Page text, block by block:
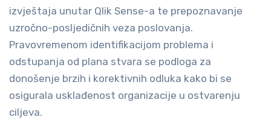
izvještaja unutar Qlik Sense-a te prepoznavanje
uzročno-posljedičnih veza poslovanja.
Pravovremenom identifikacijom problema i
odstupanja od plana stvara se podloga za
donošenje brzih i korektivnih odluka kako bi se
osigurala usklađenost organizacije u ostvarenju
ciljeva.